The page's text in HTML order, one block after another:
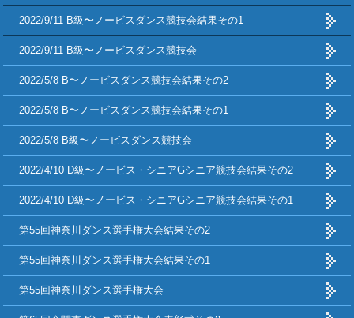
2022/9/11 B級〜ノービスダンス競技会結果その1
2022/9/11 B級〜ノービスダンス競技会
2022/5/8 B〜ノービスダンス競技会結果その2
2022/5/8 B〜ノービスダンス競技会結果その1
2022/5/8 B級〜ノービスダンス競技会
2022/4/10 D級〜ノービス・シニアGシニア競技会結果その2
2022/4/10 D級〜ノービス・シニアGシニア競技会結果その1
第55回神奈川ダンス選手権大会結果その2
第55回神奈川ダンス選手権大会結果その1
第55回神奈川ダンス選手権大会